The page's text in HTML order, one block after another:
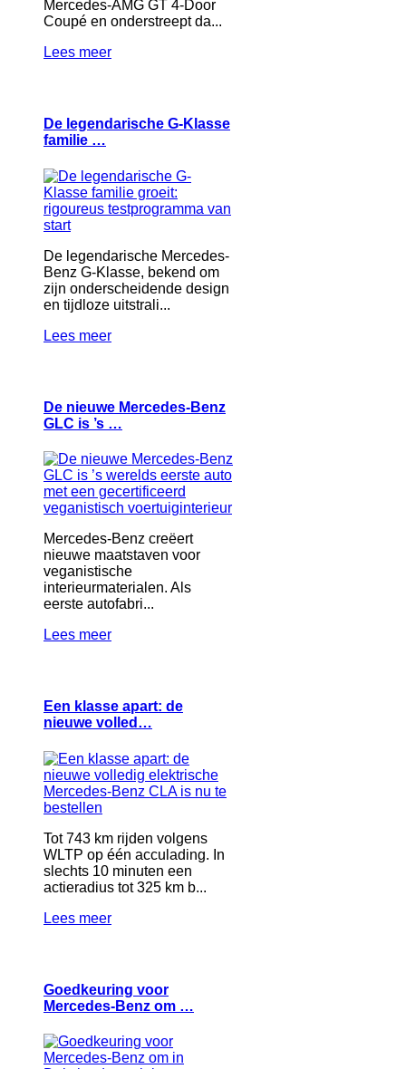
Mercedes-AMG GT 4-Door
Coupé en onderstreept da...
Lees meer
De legendarische G-Klasse
familie …
De legendarische Mercedes-
Benz G-Klasse, bekend om
zijn onderscheidende design
en tijdloze uitstrali...
Lees meer
De nieuwe Mercedes-Benz
GLC is ’s …
Mercedes-Benz creëert
nieuwe maatstaven voor
veganistische
interieurmaterialen. Als
eerste autofabri...
Lees meer
Een klasse apart: de
nieuwe volled…
Tot 743 km rijden volgens
WLTP op één acculading. In
slechts 10 minuten een
actieradius tot 325 km b...
Lees meer
Goedkeuring voor
Mercedes-Benz om …